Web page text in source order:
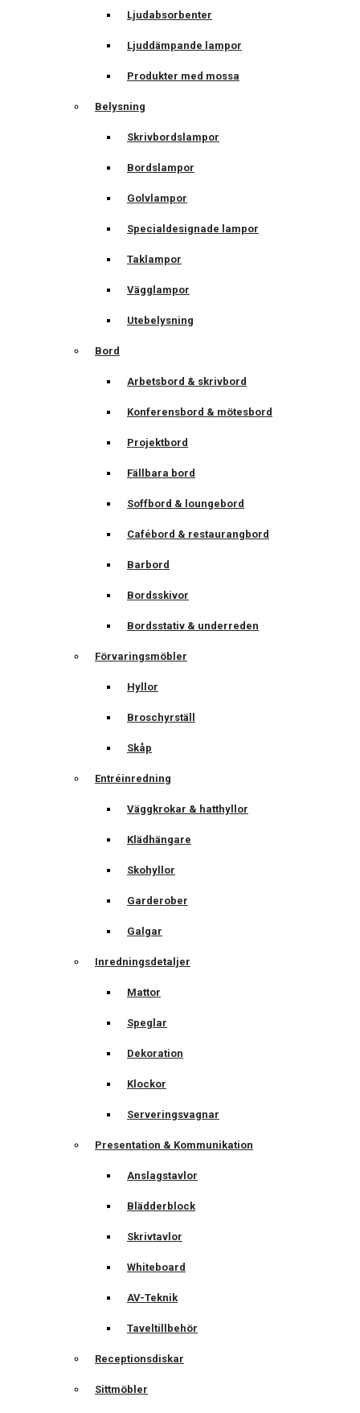
Ljudabsorbenter
Ljuddämpande lampor
Produkter med mossa
Belysning
Skrivbordslampor
Bordslampor
Golvlampor
Specialdesignade lampor
Taklampor
Vägglampor
Utebelysning
Bord
Arbetsbord & skrivbord
Konferensbord & mötesbord
Projektbord
Fällbara bord
Soffbord & loungebord
Cafébord & restaurangbord
Barbord
Bordsskivor
Bordsstativ & underreden
Förvaringsmöbler
Hyllor
Broschyrställ
Skåp
Entréinredning
Väggkrokar & hatthyllor
Klädhängare
Skohyllor
Garderober
Galgar
Inredningsdetaljer
Mattor
Speglar
Dekoration
Klockor
Serveringsvagnar
Presentation & Kommunikation
Anslagstavlor
Blädderblock
Skrivtavlor
Whiteboard
AV-Teknik
Taveltillbehör
Receptionsdiskar
Sittmöbler